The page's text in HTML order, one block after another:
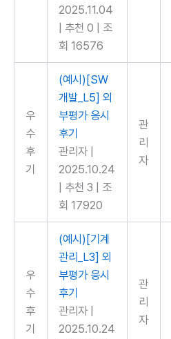
2025.11.04
추천 0
조
회 16576
우
수
후
기
(예시)[SW
개발_L5] 외
부평가 응시
후기
관리자
2025.10.24
추천 3
조
회 17920
관
리
자
우
수
후
기
(예시)[기계
관리_L3] 외
부평가 응시
후기
관리자
2025.10.24
관
리
자